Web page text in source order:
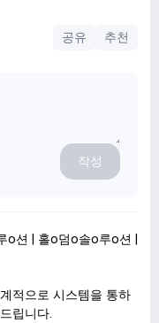
공유 추천
작성
o션 | 홀o덤o솔o루o션 |
적으로 시스템을 통하
립니다.